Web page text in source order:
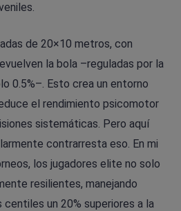
de 20×10 metros, con
la bola –reguladas por la
0.5%–. Esto crea un entorno
el rendimiento psicomotor
sistemáticas. Pero aquí
contrarresta eso. En mi
los jugadores elite no solo
resilientes, manejando
un 20% superiores a la